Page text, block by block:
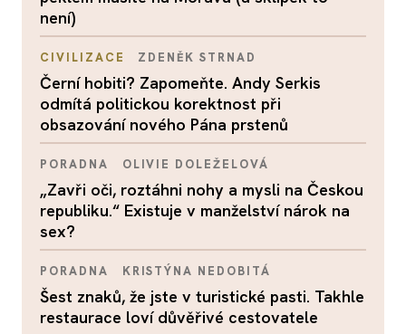
není)
CIVILIZACE ZDENĚK STRNAD
Černí hobiti? Zapomeňte. Andy Serkis
odmítá politickou korektnost při
obsazování nového Pána prstenů
PORADNA OLIVIE DOLEŽELOVÁ
„Zavři oči, roztáhni nohy a mysli na Českou
republiku.“ Existuje v manželství nárok na
sex?
PORADNA KRISTÝNA NEDOBITÁ
Šest znaků, že jste v turistické pasti. Takhle
restaurace loví důvěřivé cestovatele